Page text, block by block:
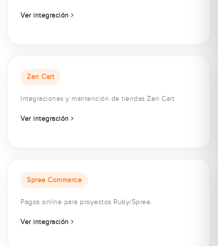
Ver integración
Zen Cart
Integraciones y mantención de tiendas Zen Cart.
Ver integración
Spree Commerce
Pagos online para proyectos Ruby/Spree.
Ver integración